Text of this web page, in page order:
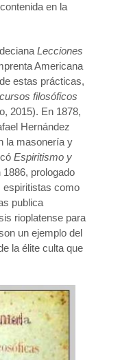
en la
Lecciones
Americana
estas prácticas,
filosóficos
2015). En 1878,
Hernández
la masonería y
Espiritismo y
prologado
espiritistas como
publica
rioplatense para
un ejemplo del
la élite culta que